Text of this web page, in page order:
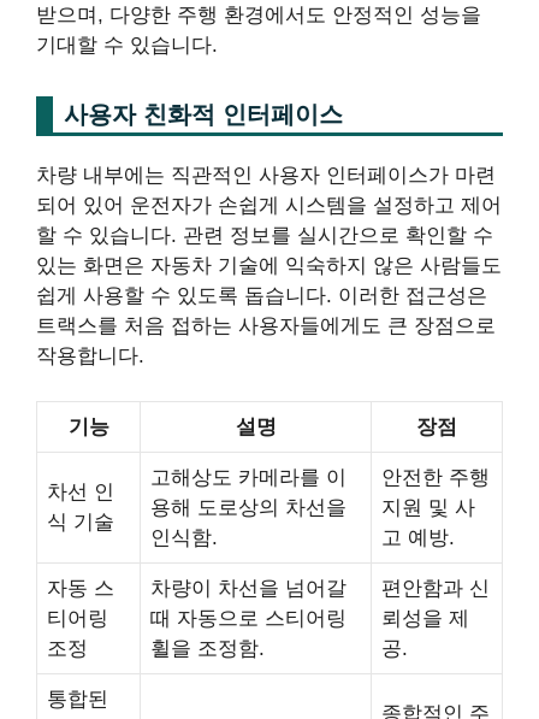
받으며, 다양한 주행 환경에서도 안정적인 성능을
기대할 수 있습니다.
사용자 친화적 인터페이스
차량 내부에는 직관적인 사용자 인터페이스가 마련
되어 있어 운전자가 손쉽게 시스템을 설정하고 제어
할 수 있습니다. 관련 정보를 실시간으로 확인할 수
있는 화면은 자동차 기술에 익숙하지 않은 사람들도
쉽게 사용할 수 있도록 돕습니다. 이러한 접근성은
트랙스를 처음 접하는 사용자들에게도 큰 장점으로
작용합니다.
기능 설명 장점
차선 인
식 기술
고해상도 카메라를 이
용해 도로상의 차선을
인식함.
안전한 주행
지원 및 사
고 예방.
자동 스
티어링
조정
차량이 차선을 넘어갈
때 자동으로 스티어링
휠을 조정함.
편안함과 신
뢰성을 제
공.
통합된
종합적인 주